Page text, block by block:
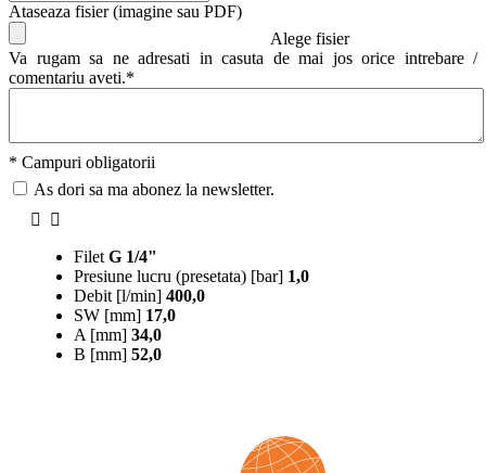
Ataseaza fisier (imagine sau PDF)
Alege fisier
Va rugam sa ne adresati in casuta de mai jos orice intrebare /
comentariu aveti.*
* Campuri obligatorii
As dori sa ma abonez la newsletter.
Filet G 1/4"
Presiune lucru (presetata) [bar] 1,0
Debit [l/min] 400,0
SW [mm] 17,0
A [mm] 34,0
B [mm] 52,0